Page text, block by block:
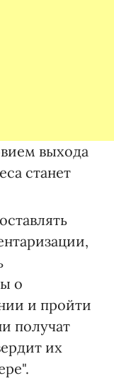
выхода
станет
о
и пройти
получат
их